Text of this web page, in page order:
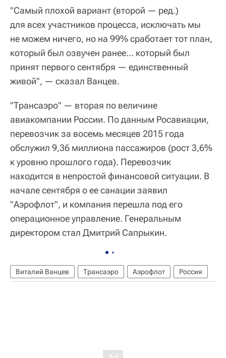
"Самый плохой вариант (второй — ред.)
для всех участников процесса, исключать мы
не можем ничего, но на 99% сработает тот план,
который был озвучен ранее… который был
принят первого сентября — единственный
живой", — сказал Ванцев.
"Трансаэро" — вторая по величине
авиакомпании России. По данным Росавиации,
перевозчик за восемь месяцев 2015 года
обслужил 9,36 миллиона пассажиров (рост 3,6%
к уровню прошлого года). Перевозчик
находится в непростой финансовой ситуации. В
начале сентября о ее санации заявил
"Аэрофлот", и компания перешла под его
операционное управление. Генеральным
директором стал Дмитрий Сапрыкин.
Виталий Ванцев Трансаэро Аэрофлот Россия